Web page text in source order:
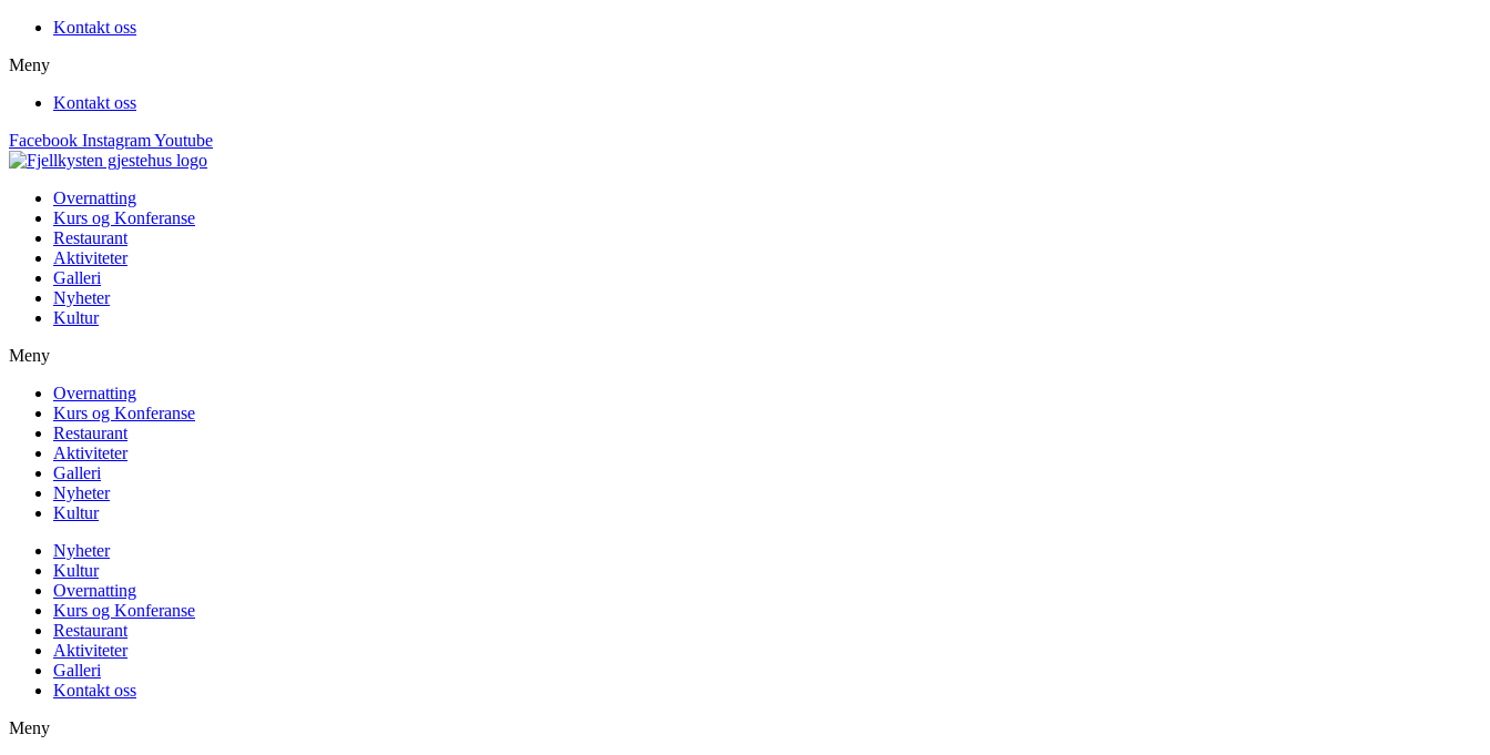
Kontakt oss
Meny
Kontakt oss
Facebook InstagramYoutube
Overnatting
Kurs og Konferanse
Restaurant
Aktiviteter
Galleri
Nyheter
Kultur
Meny
Overnatting
Kurs og Konferanse
Restaurant
Aktiviteter
Galleri
Nyheter
Kultur
Nyheter
Kultur
Overnatting
Kurs og Konferanse
Restaurant
Aktiviteter
Galleri
Kontakt oss
Meny